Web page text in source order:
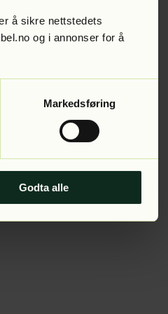
å sikre nettstedets
og i annonser for å
Markedsføring
Godta alle